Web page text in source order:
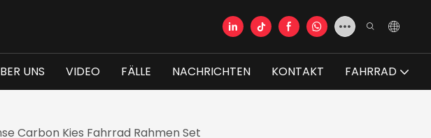
UNS VIDEO FÄLLE NACHRICHTEN KONTAKT FAHRRAD
Carbon Kies Fahrrad Rahmen Set